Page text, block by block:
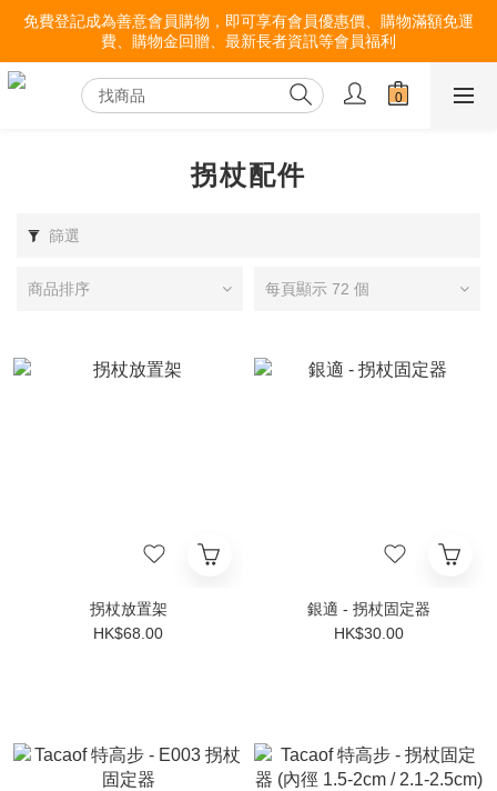
免費登記成為善意會員購物，即可享有會員優惠價、購物滿額免運
費、購物金回贈、最新長者資訊等會員福利
拐杖配件
篩選
商品排序 每頁顯示 72 個
拐杖放置架
HK$68.00
銀適 - 拐杖固定器
HK$30.00